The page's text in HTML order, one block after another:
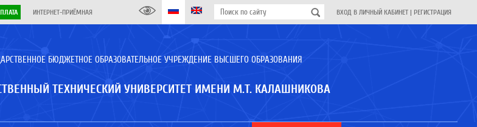
ИНТЕРНЕТ-ПРИЁМНАЯ ВХОД В ЛИЧНЫЙ КАБИНЕТ | РЕГИСТРАЦИЯ
БЮДЖЕТНОЕ ОБРАЗОВАТЕЛЬНОЕ УЧРЕЖДЕНИЕ ВЫСШЕГО ОБРАЗОВАНИЯ
ТЕХНИЧЕСКИЙ УНИВЕРСИТЕТ ИМЕНИ М.Т. КАЛАШНИКОВА